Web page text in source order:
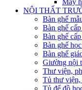
Máy
NỘI THẤT
Bàn ghế
Bàn ghế
Bàn ghế
Bàn ghế
Bàn ghế
Giường nội
Thư viện,
Tủ thư viện,
Tủ để đồ